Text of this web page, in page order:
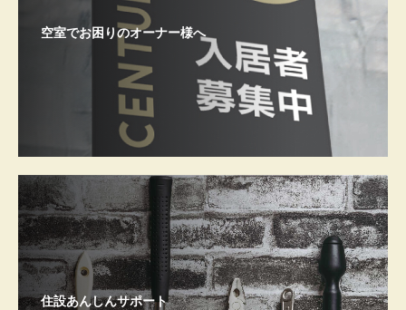
空室でお困りのオーナー様へ
住設あんしんサポート